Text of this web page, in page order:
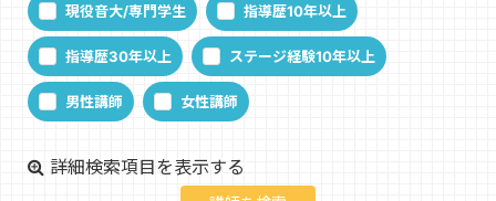
現役音大/専門学生 指導歴10年以上
指導歴30年以上 ステージ経験10年以上
男性講師 女性講師
詳細検索項目を表示する